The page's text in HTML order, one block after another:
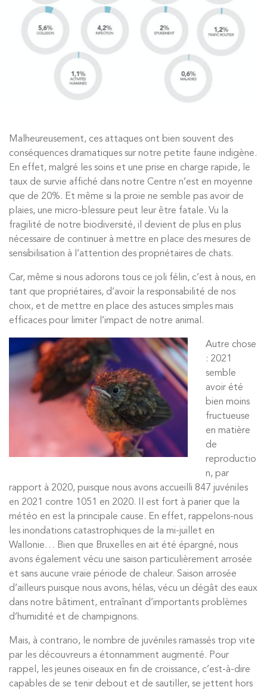
Malheureusement, ces attaques ont bien souvent des
conséquences dramatiques sur notre petite faune indigène.
En effet, malgré les soins et une prise en charge rapide, le
taux de survie affiché dans notre Centre n’est en moyenne
que de 20%. Et même si la proie ne semble pas avoir de
plaies, une micro-blessure peut leur être fatale. Vu la
fragilité de notre biodiversité, il devient de plus en plus
nécessaire de continuer à mettre en place des mesures de
sensibilisation à l’attention des propriétaires de chats.
Car, même si nous adorons tous ce joli félin, c’est à nous, en
tant que propriétaires, d’avoir la responsabilité de nos
choix, et de mettre en place des astuces simples mais
efficaces pour limiter l’impact de notre animal.
Autre chose
: 2021
semble
avoir été
bien moins
fructueuse
en matière
de
reproductio
n, par
rapport à 2020, puisque nous avons accueilli 847 juvéniles
en 2021 contre 1051 en 2020. Il est fort à parier que la
météo en est la principale cause. En effet, rappelons-nous
les inondations catastrophiques de la mi-juillet en
Wallonie… Bien que Bruxelles en ait été épargné, nous
avons également vécu une saison particulièrement arrosée
et sans aucune vraie période de chaleur. Saison arrosée
d’ailleurs puisque nous avons, hélas, vécu un dégât des eaux
dans notre bâtiment, entraînant d’importants problèmes
d’humidité et de champignons.
Mais, à contrario, le nombre de juvéniles ramassés trop vite
par les découvreurs a étonnamment augmenté. Pour
rappel, les jeunes oiseaux en fin de croissance, c’est-à-dire
capables de se tenir debout et de sautiller, se jettent hors